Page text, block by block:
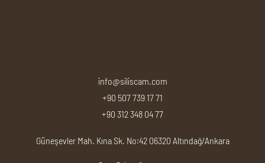
info@siliscam.com
+90 507 739 17 71
+90 312 348 04 77
Güneşevler Mah. Kına Sk. No:42 06320 Altındağ/Ankara